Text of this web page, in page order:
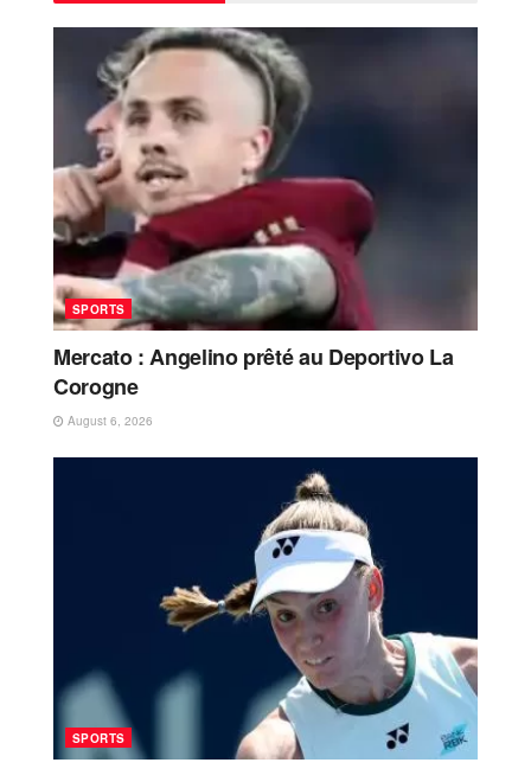
SPORTS
Mercato : Angelino prêté au Deportivo La
Corogne
August 6, 2026
SPORTS